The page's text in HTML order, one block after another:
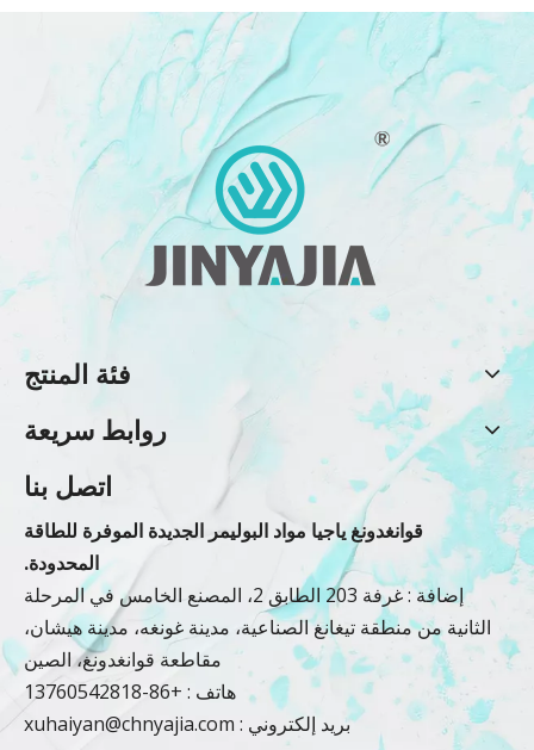
فئة المنتج
روابط سريعة
اتصل بنا
قوانغدونغ ياجيا مواد البوليمر الجديدة الموفرة للطاقة
المحدودة.
إضافة : غرفة 203 الطابق 2، المصنع الخامس في المرحلة
الثانية من منطقة تيغانغ الصناعية، مدينة غونغه، مدينة هيشان،
مقاطعة قوانغدونغ، الصين
هاتف : +86-13760542818
بريد إلكتروني : xuhaiyan@chnyajia.com